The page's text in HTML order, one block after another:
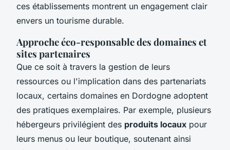
ces établissements montrent un engagement clair
envers un tourisme durable.
Approche éco-responsable des domaines et
sites partenaires
Que ce soit à travers la gestion de leurs
ressources ou l'implication dans des partenariats
locaux, certains domaines en Dordogne adoptent
des pratiques exemplaires. Par exemple, plusieurs
hébergeurs privilégient des produits locaux pour
leurs menus ou leur boutique, soutenant ainsi